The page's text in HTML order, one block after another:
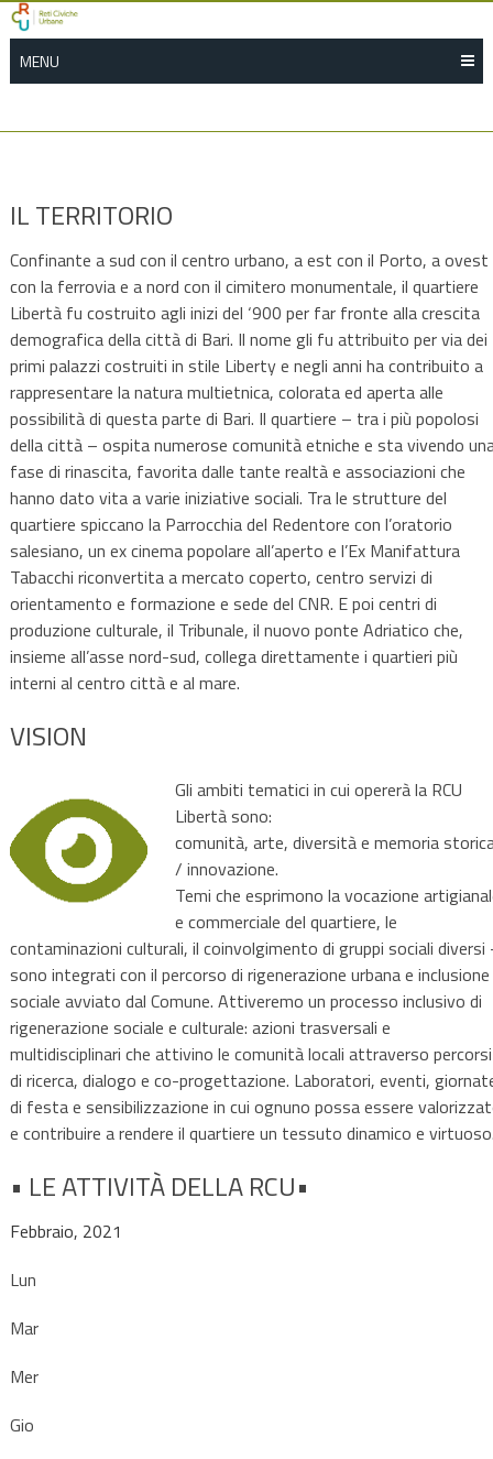
Skip
to
content
MENU
IL TERRITORIO
Confinante a sud con il centro urbano, a est con il Porto, a ovest
con la ferrovia e a nord con il cimitero monumentale, il quartiere
Libertà fu costruito agli inizi del ‘900 per far fronte alla crescita
demografica della città di Bari. Il nome gli fu attribuito per via dei
primi palazzi costruiti in stile Liberty e negli anni ha contribuito a
rappresentare la natura multietnica, colorata ed aperta alle
possibilità di questa parte di Bari. Il quartiere – tra i più popolosi
della città – ospita numerose comunità etniche e sta vivendo
fase di rinascita, favorita dalle tante realtà e associazioni che
hanno dato vita a varie iniziative sociali. Tra le strutture del
quartiere spiccano la Parrocchia del Redentore con l’oratorio
salesiano, un ex cinema popolare all’aperto e l’Ex Manifattura
Tabacchi riconvertita a mercato coperto, centro servizi di
orientamento e formazione e sede del CNR. E poi centri di
produzione culturale, il Tribunale, il nuovo ponte Adriatico che,
insieme all’asse nord-sud, collega direttamente i quartieri più
interni al centro città e al mare.
VISION
Gli ambiti tematici in cui opererà la RCU
Libertà sono:
comunità, arte, diversità e memoria
/ innovazione.
Temi che esprimono la vocazione
e commerciale del quartiere, le
contaminazioni culturali, il coinvolgimento di gruppi sociali diversi
sono integrati con il percorso di rigenerazione urbana e inclusione
sociale avviato dal Comune. Attiveremo un processo inclusivo di
rigenerazione sociale e culturale: azioni trasversali e
multidisciplinari che attivino le comunità locali attraverso percorsi
di ricerca, dialogo e co-progettazione. Laboratori, eventi,
di festa e sensibilizzazione in cui ognuno possa essere
e contribuire a rendere il quartiere un tessuto dinamico e
• LE ATTIVITÀ DELLA RCU•
Febbraio, 2021
Lun
Mar
Mer
Gio